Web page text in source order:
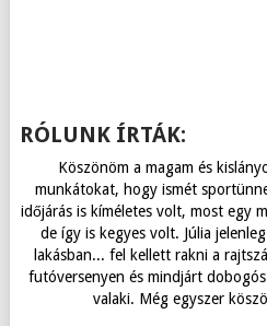
RÓLUNK ÍRTÁK:
Köszönöm a magam és
munkátokat, hogy ismét
időjárás is kíméletes volt, most egy
de így is kegyes volt. Júlia
lakásban... fel kellett rakni a
futóversenyen és mindjárt
valaki. Még egyszer